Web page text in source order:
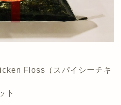
Floss（スパイシーチキ
ト